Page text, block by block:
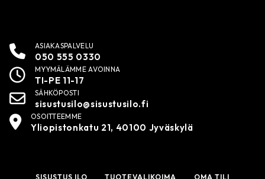
ASIAKASPALVELU
050 555 0330
MYYMÄLÄMME AVOINNA
TI-PE 11-17
SÄHKÖPOSTI
sisustusilo@sisustusilo.fi
OSOITTEEMME
Yliopistonkatu 21, 40100 Jyväskylä
SISUSTUS ILO TUOTEVALIKOIMA OMA TILI